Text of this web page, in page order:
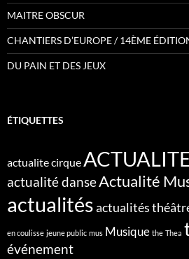
MAITRE OBSCUR
CHANTIERS D’EUROPE / 14ÈME
DU PAIN ET DES JEUX
ÉTIQUETTES
actualite cirque
actualité danseActualité
actualitésactualités
en coulisse jeune public mus Musique the Thea
événement